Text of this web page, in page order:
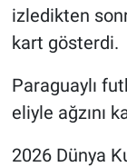
izledikten
kart gösterdi.
Paraguaylı
eliyle ağzını
2026 Dünya